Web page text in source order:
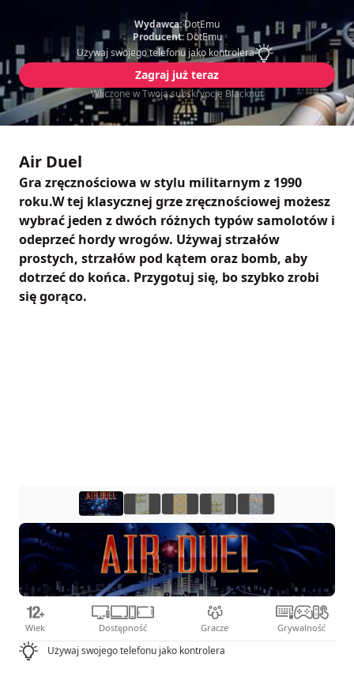
Wydawca:DotEmu
Producent: DotEmu
Używaj swojego telefonu jako kontrolera
Zagraj już teraz
Wliczone w Twoją subskrypcję Blacknut
Air Duel
Gra zręcznościowa w stylu militarnym z 1990
roku.W tej klasycznej grze zręcznościowej możesz
wybrać jeden z dwóch różnych typów samolotów i
odeprzeć hordy wrogów. Używaj strzałów
prostych, strzałów pod kątem oraz bomb, aby
dotrzeć do końca. Przygotuj się, bo szybko zrobi
się gorąco.
Wiek Dostępność Gracze Grywalność
Używaj swojego telefonu jako kontrolera